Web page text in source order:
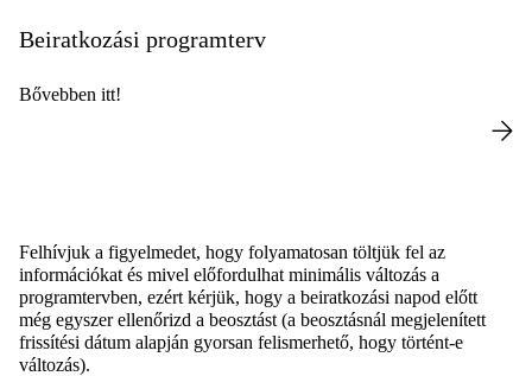
Beiratkozási programterv
Bővebben itt!
Felhívjuk a figyelmedet, hogy folyamatosan töltjük fel az
információkat és mivel előfordulhat minimális változás a
programtervben, ezért kérjük, hogy a beiratkozási napod előtt
még egyszer ellenőrizd a beosztást (a beosztásnál megjelenített
frissítési dátum alapján gyorsan felismerhető, hogy történt-e
változás).